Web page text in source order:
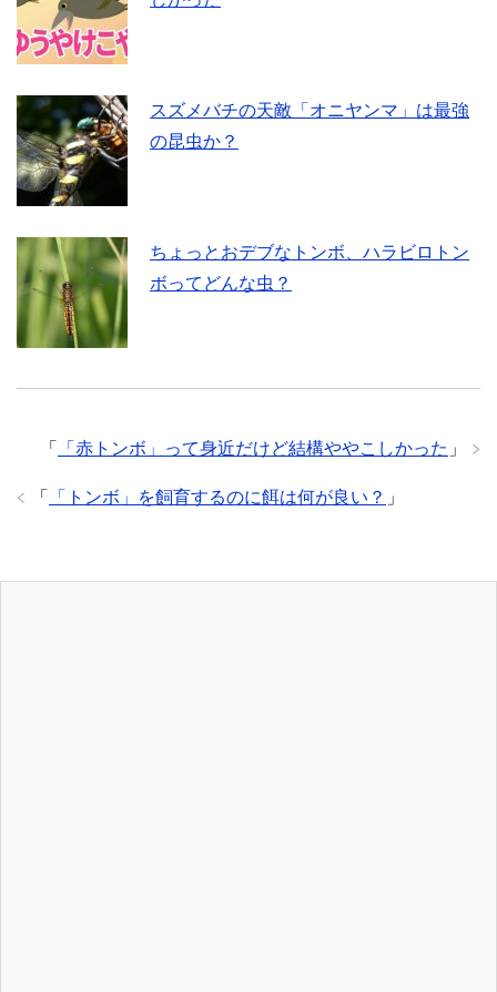
スズメバチの天敵「オニヤンマ」は最強
の昆虫か？
ちょっとおデブなトンボ、ハラビロトン
ボってどんな虫？
「 「赤トンボ」って身近だけど結構ややこしかった 」
「 「トンボ」を飼育するのに餌は何が良い？ 」